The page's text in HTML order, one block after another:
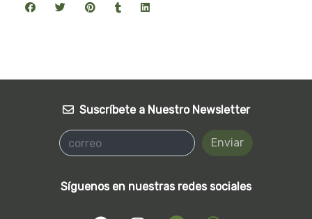
Suscríbete a Nuestro Newsletter
Enviar
Síguenos en nuestras redes sociales